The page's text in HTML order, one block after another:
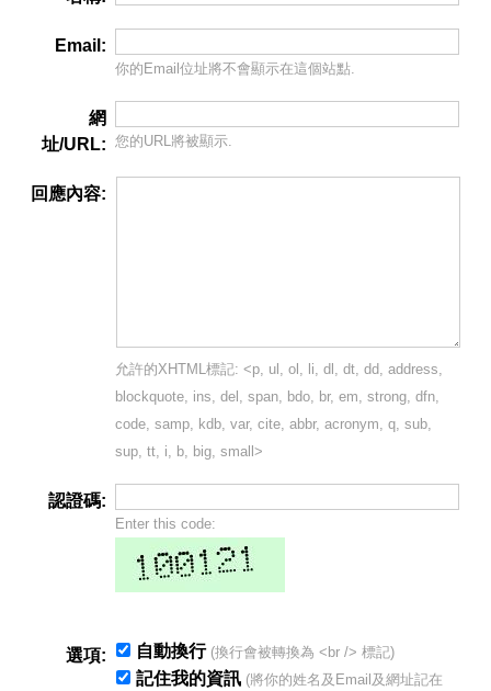
Email:
你的Email位址將不會顯示在這個站點.
網
址/URL: 您的URL將被顯示.
回應內容:
允許的XHTML標記: <p, ul, ol, li, dl, dt, dd, address,
blockquote, ins, del, span, bdo, br, em, strong, dfn,
code, samp, kdb, var, cite, abbr, acronym, q, sub,
sup, tt, i, b, big, small>
認證碼:
Enter this code:
選項: 自動換行 (換行會被轉換為 <br /> 標記)
記住我的資訊 (將你的姓名及Email及網址記在